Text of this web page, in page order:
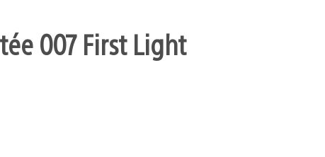
007 First Light